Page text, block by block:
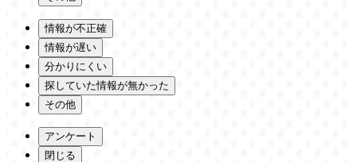
情報が不正確
情報が遅い
分かりにくい
探していた情報が無かった
その他
アンケート
閉じる